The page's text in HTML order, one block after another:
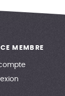
MEMBRE